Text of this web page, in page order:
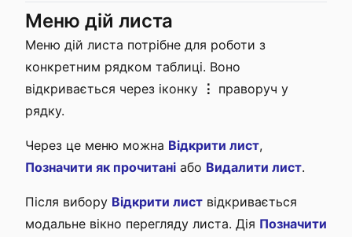
Меню дій листа
Меню дій листа потрібне для роботи з
конкретним рядком таблиці. Воно
відкривається через іконку ⋮ праворуч у
рядку.
Через це меню можна Відкрити лист,
Позначити як прочитані або Видалити лист.
Після вибору Відкрити лист відкривається
модальне вікно перегляду листа. Дія Позначити